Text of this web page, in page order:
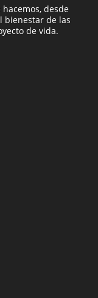
desde
bienestar de las
de vida.